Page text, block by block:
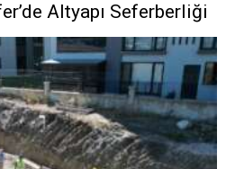
Altyapı Seferberliği